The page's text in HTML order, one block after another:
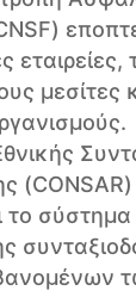
εταιρείες,
μεσίτες
(CONSAR)
το σύστημα